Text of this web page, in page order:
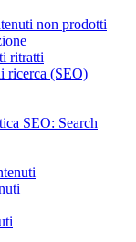
non prodotti
ritratti
ricerca (SEO)
SEO: Search